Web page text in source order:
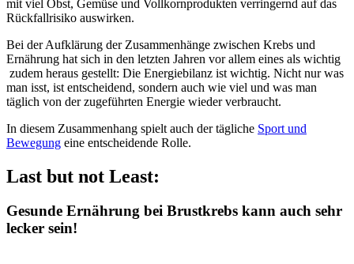
mit viel Obst, Gemüse und Vollkornprodukten verringernd auf das
Rückfallrisiko auswirken.
Bei der Aufklärung der Zusammenhänge zwischen Krebs und
Ernährung hat sich in den letzten Jahren vor allem eines als wichtig
zudem heraus gestellt: Die Energiebilanz ist wichtig. Nicht nur was
man isst, ist entscheidend, sondern auch wie viel und was man
täglich von der zugeführten Energie wieder verbraucht.
In diesem Zusammenhang spielt auch der tägliche Sport und
Bewegung eine entscheidende Rolle.
Last but not Least:
Gesunde Ernährung bei Brustkrebs kann auch sehr
lecker sein!